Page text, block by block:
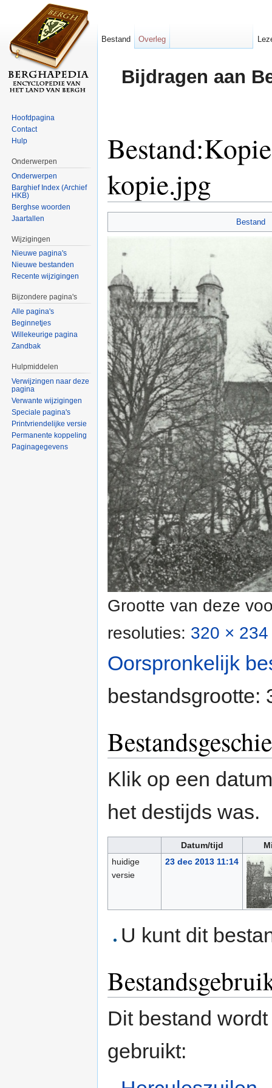
Bijdragen aan
kopie.jpg
Bestand
Grootte van deze
resoluties: 320 ×
Oorspronkelijk
bestandsgrootte:
Klik op een
het destijds was.
Datum/tijd
huidige
versie
23 dec 2013 11:14
U kunt dit
Dit bestand
gebruikt:
Bestand Overleg
Hoofdpagina
Contact
Hulp
Onderwerpen
Onderwerpen
Barghief Index (Archief
HKB)
Berghse woorden
Jaartallen
Wijzigingen
Nieuwe pagina's
Nieuwe bestanden
Recente wijzigingen
Bijzondere pagina's
Alle pagina's
Beginnetjes
Willekeurige pagina
Zandbak
Hulpmiddelen
Verwijzingen naar deze
pagina
Verwante wijzigingen
Speciale pagina's
Printvriendelijke versie
Permanente koppeling
Paginagegevens